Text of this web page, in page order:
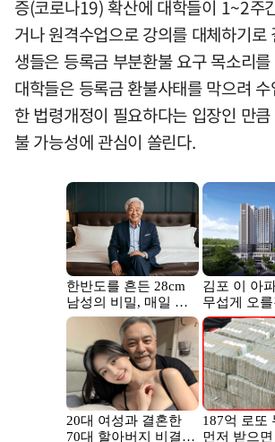
증(코로나19) 확산에 대학들이 1~2주
거나 원격수업으로 강의를 대체하기로
생들은 등록금 부분환불 요구 목소리
대학들은 등록금 환불사태를 막으려
한 법령개정이 필요하다는 입장인 만
불 가능성에 관심이 쏠린다.